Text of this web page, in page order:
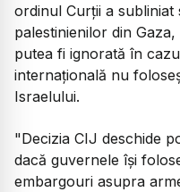
ordinul Curții a subliniat
palestinienilor din
putea fi ignorată în
internațională nu
Israelului.
"Decizia CIJ deschide
dacă guvernele își
embargouri asupra